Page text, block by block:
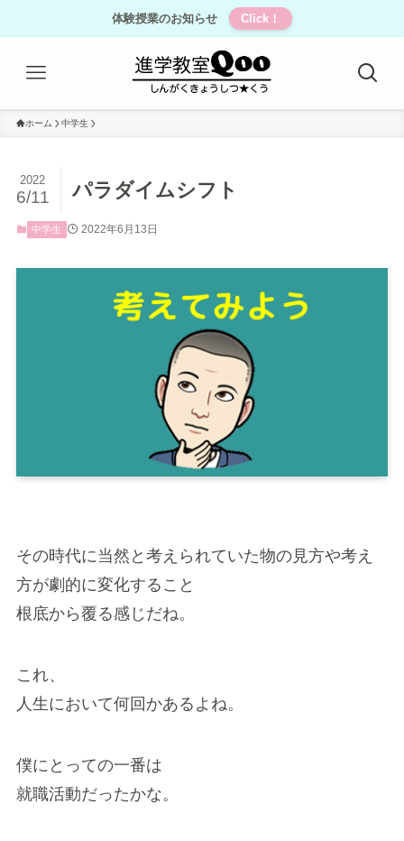
体験授業のお知らせ Click！
ホーム 中学生
パラダイムシフト
2022
6/11
中学生 2022年6月13日
その時代に当然と考えられていた物の見方や考え
方が劇的に変化すること
根底から覆る感じだね。
これ、
人生において何回かあるよね。
僕にとっての一番は
就職活動だったかな。